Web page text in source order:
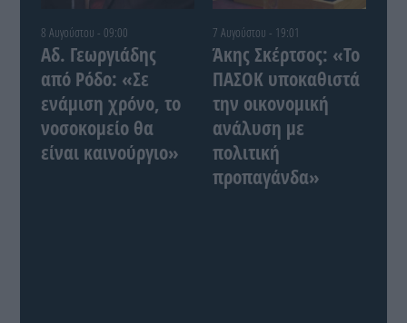
8 Αυγούστου - 09:00
Αδ. Γεωργιάδης
από Ρόδο: «Σε
ενάμιση χρόνο, το
νοσοκομείο θα
είναι καινούργιο»
7 Αυγούστου - 19:01
Άκης Σκέρτσος: «Το
ΠΑΣΟΚ υποκαθιστά
την οικονομική
ανάλυση με
πολιτική
προπαγάνδα»